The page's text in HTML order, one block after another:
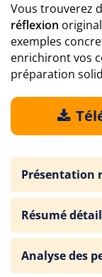
Vous trouverez
réflexion
exemples
enrichiront vos
préparation
Présentation
Résumé
Analyse des